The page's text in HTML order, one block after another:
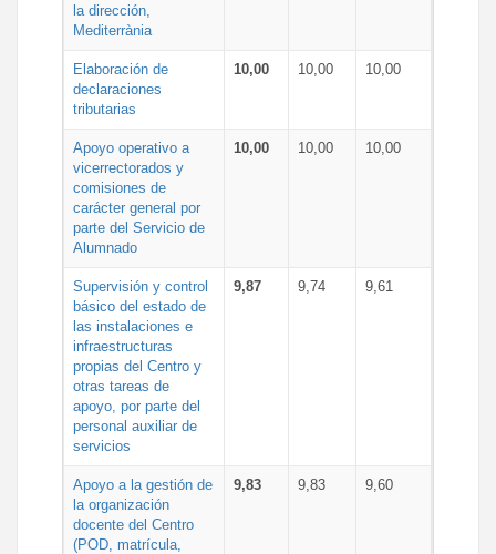
la dirección,
Mediterrània
Elaboración de
declaraciones
tributarias
10,00 10,00 10,00
Apoyo operativo a
vicerrectorados y
comisiones de
carácter general por
parte del Servicio de
Alumnado
10,00 10,00 10,00
Supervisión y control
básico del estado de
las instalaciones e
infraestructuras
propias del Centro y
otras tareas de
apoyo, por parte del
personal auxiliar de
servicios
9,87 9,74 9,61
Apoyo a la gestión de
la organización
docente del Centro
(POD, matrícula,
9,83 9,83 9,60